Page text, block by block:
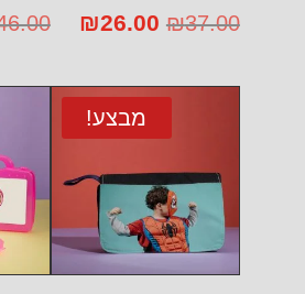
₪37.00
המחיר
₪37.00.
₪26.00
המחיר
מבצע!